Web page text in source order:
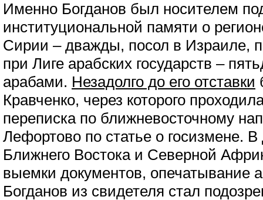
Именно Богданов был носителем
институциональной памяти о
Сирии – дважды, посол в Израиле,
при Лиге арабских государств –
арабами. Незадолго до его отставки
Кравченко, через которого
переписка по ближневосточному
Лефортово по статье о госизмене.
Ближнего Востока и Северной
выемки документов, опечатывание
Богданов из свидетеля стал